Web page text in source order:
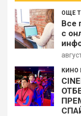
ОЩЕ
Все
с
КИНО